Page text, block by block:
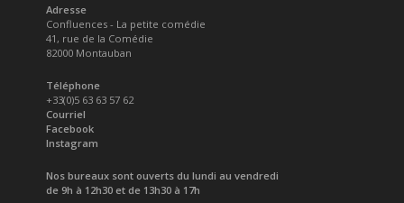
Adresse
Confluences - La petite comédie
41, rue de la Comédie
82000 Montauban
Téléphone
+33(0)5 63 63 57 62
Courriel
Facebook
Instagram
Nos bureaux sont ouverts du lundi au vendredi
de 9h à 12h30 et de 13h30 à 17h